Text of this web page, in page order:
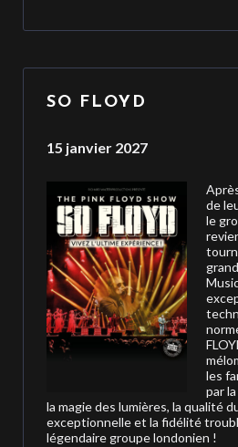
SO FLOYD
15 janvier 2027
de
le
les
par
la magie des lumières, la qualité
exceptionnelle et la fidélité
légendaire groupe londonien !